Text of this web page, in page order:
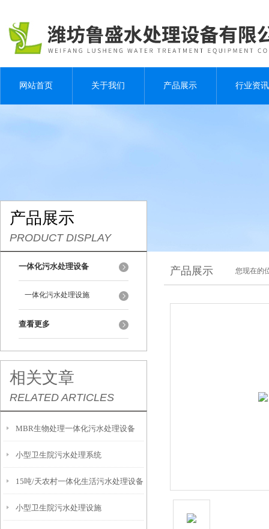
网站首页 关于我们 产品展示 行业资讯
产品展示
PRODUCT DISPLAY
一体化污水处理设备
一体化污水处理设施
查看更多
相关文章
RELATED ARTICLES
MBR生物处理一体化污水处理设备
小型卫生院污水处理系统
15吨/天农村一体化生活污水处理设备
小型卫生院污水处理设施
产品展示 您现在的